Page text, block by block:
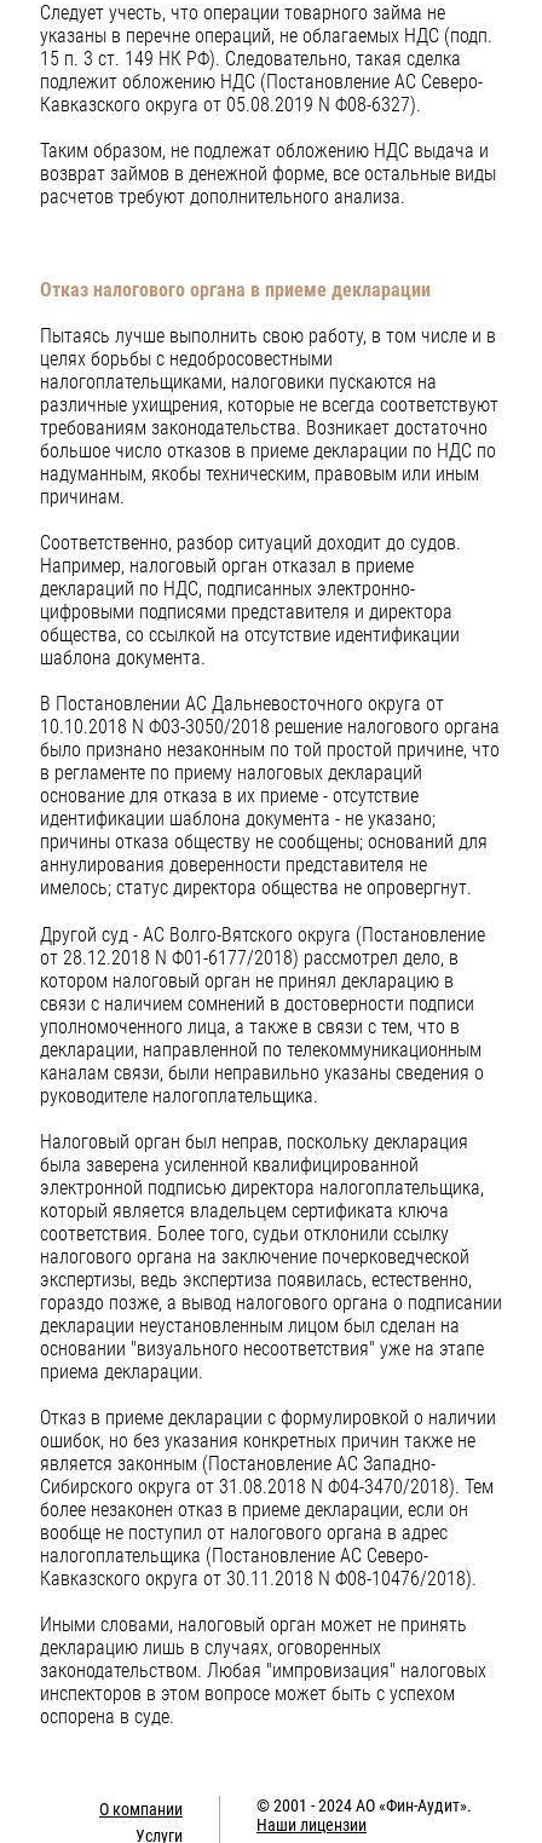
Следует учесть, что операции товарного займа не
указаны в перечне операций, не облагаемых НДС (подп.
15 п. 3 ст. 149 НК РФ). Следовательно, такая сделка
подлежит обложению НДС (Постановление АС Северо-
Кавказского округа от 05.08.2019 N Ф08-6327).
Таким образом, не подлежат обложению НДС выдача и
возврат займов в денежной форме, все остальные виды
расчетов требуют дополнительного анализа.
Отказ налогового органа в приеме декларации
Пытаясь лучше выполнить свою работу, в том числе и в
целях борьбы с недобросовестными
налогоплательщиками, налоговики пускаются на
различные ухищрения, которые не всегда соответствуют
требованиям законодательства. Возникает достаточно
большое число отказов в приеме декларации по НДС по
надуманным, якобы техническим, правовым или иным
причинам.
Соответственно, разбор ситуаций доходит до судов.
Например, налоговый орган отказал в приеме
деклараций по НДС, подписанных электронно-
цифровыми подписями представителя и директора
общества, со ссылкой на отсутствие идентификации
шаблона документа.
В Постановлении АС Дальневосточного округа от
10.10.2018 N Ф03-3050/2018 решение налогового органа
было признано незаконным по той простой причине, что
в регламенте по приему налоговых деклараций
основание для отказа в их приеме - отсутствие
идентификации шаблона документа - не указано;
причины отказа обществу не сообщены; оснований для
аннулирования доверенности представителя не
имелось; статус директора общества не опровергнут.
Другой суд - АС Волго-Вятского округа (Постановление
от 28.12.2018 N Ф01-6177/2018) рассмотрел дело, в
котором налоговый орган не принял декларацию в
связи с наличием сомнений в достоверности подписи
уполномоченного лица, а также в связи с тем, что в
декларации, направленной по телекоммуникационным
каналам связи, были неправильно указаны сведения о
руководителе налогоплательщика.
Налоговый орган был неправ, поскольку декларация
была заверена усиленной квалифицированной
электронной подписью директора налогоплательщика,
который является владельцем сертификата ключа
соответствия. Более того, судьи отклонили ссылку
налогового органа на заключение почерковедческой
экспертизы, ведь экспертиза появилась, естественно,
гораздо позже, а вывод налогового органа о подписании
декларации неустановленным лицом был сделан на
основании "визуального несоответствия" уже на этапе
приема декларации.
Отказ в приеме декларации с формулировкой о наличии
ошибок, но без указания конкретных причин также не
является законным (Постановление АС Западно-
Сибирского округа от 31.08.2018 N Ф04-3470/2018). Тем
более незаконен отказ в приеме декларации, если он
вообще не поступил от налогового органа в адрес
налогоплательщика (Постановление АС Северо-
Кавказского округа от 30.11.2018 N Ф08-10476/2018).
Иными словами, налоговый орган может не принять
декларацию лишь в случаях, оговоренных
законодательством. Любая "импровизация" налоговых
инспекторов в этом вопросе может быть с успехом
оспорена в суде.
О компании
Услуги
© 2001 - 2024АО «Фин-Аудит».
Наши лицензии